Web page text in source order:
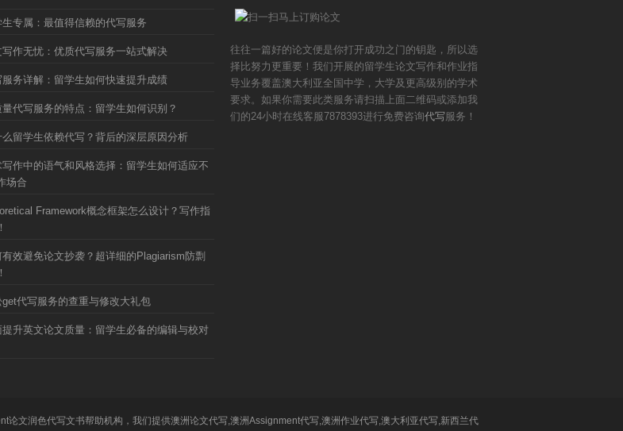
生专属：最值得信赖的代写服务
写作无忧：优质代写服务一站式解决
服务详解：留学生如何快速提升成绩
量代写服务的特点：留学生如何识别？
么留学生依赖代写？背后的深层原因分析
写作中的语气和风格选择：留学生如何适应不
场合
Framework概念框架怎么设计？写作指
有效避免论文抄袭？超详细的Plagiarism防剽
get代写服务的查重与修改大礼包
提升英文论文质量：留学生必备的编辑与校对
往往一篇好的论文便是你打开成功之门的钥匙，所以选
择比努力更重要！我们开展的留学生论文写作和作业指
导业务覆盖澳大利亚全国中学，大学及更高级别的学术
要求。如果你需要此类服务请扫描上面二维码或添加我
们的24小时在线客服7878393进行免费咨询代写服务！
文润色代写文书帮助机构，我们提供澳洲论文代写,澳洲Assignment代写,澳洲作业代写,澳大利亚代写,新西兰代